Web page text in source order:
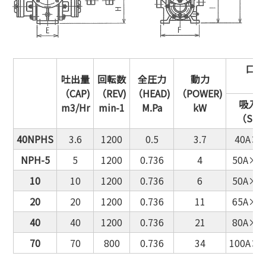
吐出量
（CAP)
m3/Hr
回転数
（REV)
min-1
全圧力
（HEAD)
M.Pa
動力
（POWER)
kW
口
吸入
（
40NPHS
3.6 1200 0.5 3.7
NPH-5
5 1200 0.736 4
10
10 1200 0.736 6
20
20 1200 0.736 11
40
40 1200 0.736 21
70
70 800 0.736 34